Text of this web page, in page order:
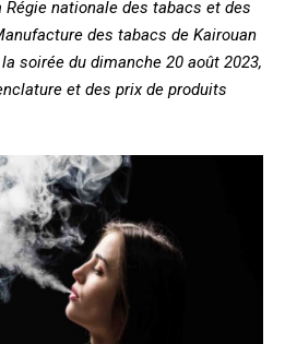
nationale des tabacs et des
des tabacs de Kairouan
soirée du dimanche 20 août 2023,
et des prix de produits